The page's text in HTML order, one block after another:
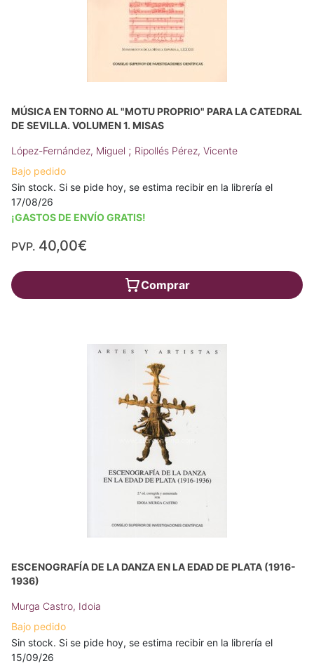
MÚSICA EN TORNO AL "MOTU PROPRIO" PARA LA CATEDRAL
DE SEVILLA. VOLUMEN 1. MISAS
López-Fernández, Miguel ; Ripollés Pérez, Vicente
Bajo pedido
Sin stock. Si se pide hoy, se estima recibir en la librería el
17/08/26
¡GASTOS DE ENVÍO GRATIS!
PVP. 40,00€
Comprar
ESCENOGRAFÍA DE LA DANZA EN LA EDAD DE PLATA (1916-
1936)
Murga Castro, Idoia
Bajo pedido
Sin stock. Si se pide hoy, se estima recibir en la librería el
15/09/26